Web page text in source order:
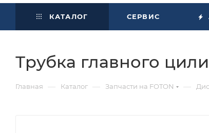
КАТАЛОГ СЕРВИС
Трубка главного
Главная — Каталог — Запчасти на FOTON —